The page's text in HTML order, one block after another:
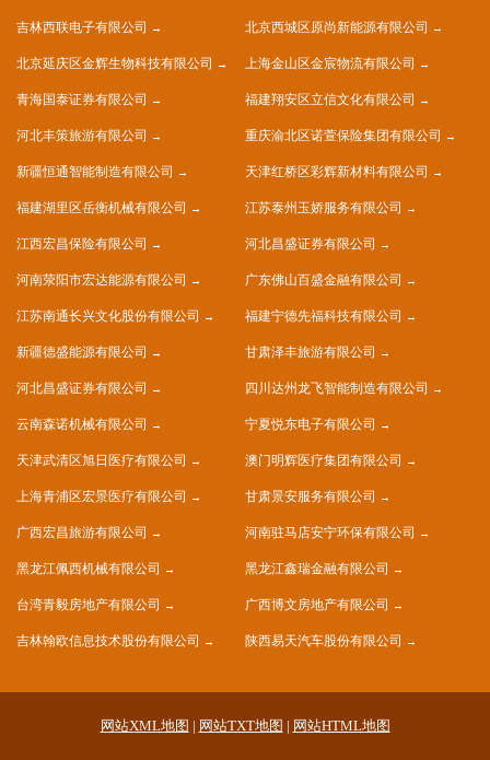
吉林西联电子有限公司 北京西城区原尚新能源有限公司
北京延庆区金辉生物科技有限公司 上海金山区金宸物流有限公司
青海国泰证券有限公司 福建翔安区立信文化有限公司
河北丰策旅游有限公司 重庆渝北区诺萱保险集团有限公司
新疆恒通智能制造有限公司 天津红桥区彩辉新材料有限公司
福建湖里区岳衡机械有限公司 江苏泰州玉娇服务有限公司
江西宏昌保险有限公司 河北昌盛证券有限公司
河南荥阳市宏达能源有限公司 广东佛山百盛金融有限公司
江苏南通长兴文化股份有限公司 福建宁德先福科技有限公司
新疆德盛能源有限公司 甘肃泽丰旅游有限公司
河北昌盛证券有限公司 四川达州龙飞智能制造有限公司
云南森诺机械有限公司 宁夏悦东电子有限公司
天津武清区旭日医疗有限公司 澳门明辉医疗集团有限公司
上海青浦区宏景医疗有限公司 甘肃景安服务有限公司
广西宏昌旅游有限公司 河南驻马店安宁环保有限公司
黑龙江佩西机械有限公司 黑龙江鑫瑞金融有限公司
台湾青毅房地产有限公司 广西博文房地产有限公司
吉林翰欧信息技术股份有限公司 陕西易天汽车股份有限公司
网站XML地图 | 网站TXT地图 | 网站HTML地图